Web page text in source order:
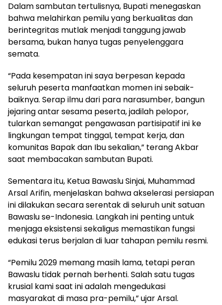
Dalam sambutan tertulisnya, Bupati menegaskan
bahwa melahirkan pemilu yang berkualitas dan
berintegritas mutlak menjadi tanggung jawab
bersama, bukan hanya tugas penyelenggara
semata.
“Pada kesempatan ini saya berpesan kepada
seluruh peserta manfaatkan momen ini sebaik-
baiknya. Serap ilmu dari para narasumber, bangun
jejaring antar sesama peserta, jadilah pelopor,
tularkan semangat pengawasan partisipatif ini ke
lingkungan tempat tinggal, tempat kerja, dan
komunitas Bapak dan Ibu sekalian,” terang Akbar
saat membacakan sambutan Bupati.
Sementara itu, Ketua Bawaslu Sinjai, Muhammad
Arsal Arifin, menjelaskan bahwa akselerasi persiapan
ini dilakukan secara serentak di seluruh unit satuan
Bawaslu se-Indonesia. Langkah ini penting untuk
menjaga eksistensi sekaligus memastikan fungsi
edukasi terus berjalan di luar tahapan pemilu resmi.
“Pemilu 2029 memang masih lama, tetapi peran
Bawaslu tidak pernah berhenti. Salah satu tugas
krusial kami saat ini adalah mengedukasi
masyarakat di masa pra-pemilu,” ujar Arsal.